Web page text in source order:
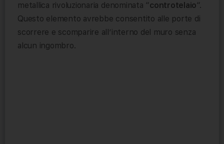
metallica rivoluzionaria denominata “controtelaio“.
Questo elemento avrebbe consentito alle porte di
scorrere e scomparire all’interno del muro senza
alcun ingombro.